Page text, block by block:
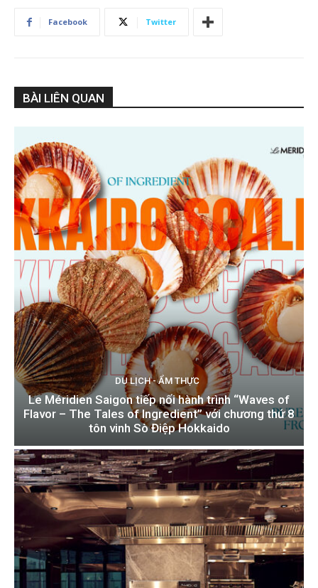
Facebook Twitter
BÀI LIÊN QUAN
DU LỊCH - ẨM THỰC
Le Méridien Saigon tiếp nối hành trình “Waves of
Flavor – The Tales of Ingredient” với chương thứ 8
tôn vinh Sò Điệp Hokkaido